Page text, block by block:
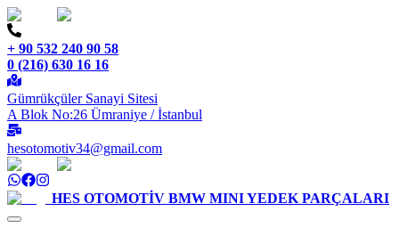
+ 90 532 240 90 58
0 (216) 630 16 16
Gümrükçüler Sanayi Sitesi
A Blok No:26 Ümraniye / İstanbul
hesotomotiv34@gmail.com
HES OTOMOTİV BMW MINI YEDEK PARÇALARI